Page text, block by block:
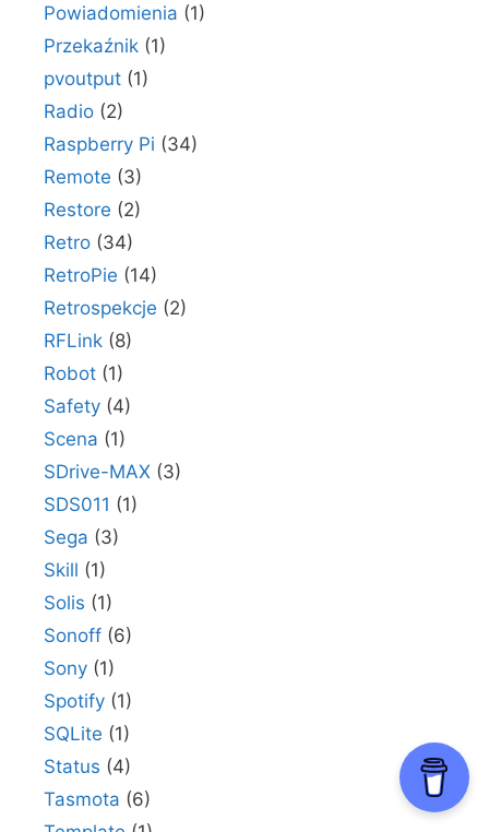
Powiadomienia (1)
Przekaźnik (1)
pvoutput (1)
Radio (2)
Raspberry Pi (34)
Remote (3)
Restore (2)
Retro (34)
RetroPie (14)
Retrospekcje (2)
RFLink (8)
Robot (1)
Safety (4)
Scena (1)
SDrive-MAX (3)
SDS011 (1)
Sega (3)
Skill (1)
Solis (1)
Sonoff (6)
Sony (1)
Spotify (1)
SQLite (1)
Status (4)
Tasmota (6)